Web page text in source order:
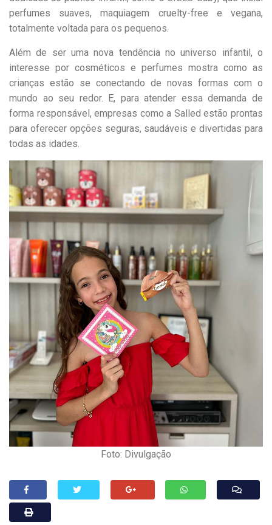
perfumes suaves, maquiagem cruelty-free e vegana,
totalmente voltada para os pequenos.
Além de ser uma nova tendência no universo infantil, o
interesse por cosméticos e perfumes mostra como as
crianças estão se conectando de novas formas com o
mundo ao seu redor. E, para atender essa demanda de
forma responsável, empresas como a Salled estão prontas
para oferecer opções seguras, saudáveis e divertidas para
todas as idades.
Foto: Divulgação